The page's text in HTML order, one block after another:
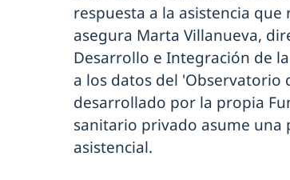
respuesta a la asistencia
asegura Marta Villanueva,
Desarrollo e Integración de
a los datos del 'Observatorio
desarrollado por la propia
sanitario privado asume una
asistencial.